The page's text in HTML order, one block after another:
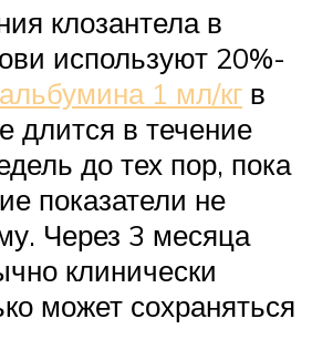
клозантела в
используют 20%-
1 мл/кг в
длится в течение
до тех пор, пока
показатели не
Через 3 месяца
клинически
может сохраняться